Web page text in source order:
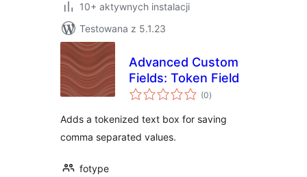
10+ aktywnych instalacji
Testowana z 5.1.23
Advanced Custom
Fields: Token Field
(0wszystkich
ocen
)
Adds a tokenized text box for saving
comma separated values.
fotype